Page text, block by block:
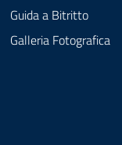
Guida a Bitritto
Galleria Fotografica